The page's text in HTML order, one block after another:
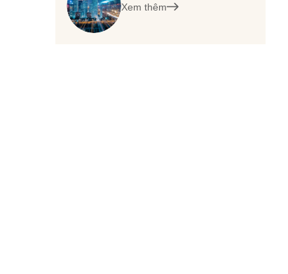
Xem thêm